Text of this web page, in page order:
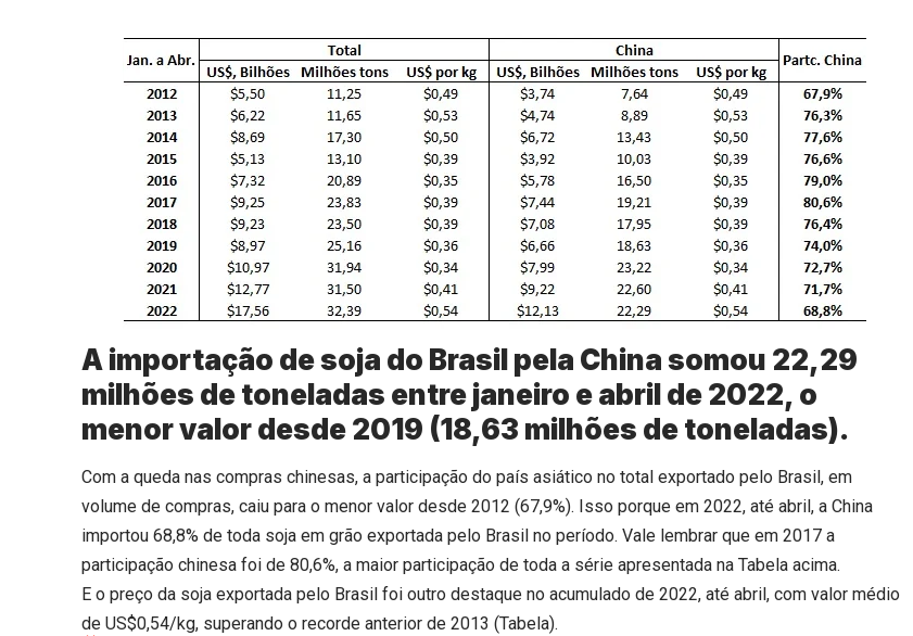
A importação de soja do Brasil pela China somou 22,29
milhões de toneladas entre janeiro e abril de 2022, o
menor valor desde 2019 (18,63 milhões de toneladas).
Com a queda nas compras chinesas, a participação do país asiático no total exportado pelo Brasil, em
volume de compras, caiu para o menor valor desde 2012 (67,9%). Isso porque em 2022, até abril, a China
importou 68,8% de toda soja em grão exportada pelo Brasil no período. Vale lembrar que em 2017 a
participação chinesa foi de 80,6%, a maior participação de toda a série apresentada na Tabela acima.
E o preço da soja exportada pelo Brasil foi outro destaque no acumulado de 2022, até abril, com valor médio
de US$0,54/kg, superando o recorde anterior de 2013 (Tabela).